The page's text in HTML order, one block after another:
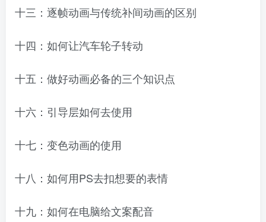
十三：逐帧动画与传统补间动画的区别
十四：如何让汽车轮子转动
十五：做好动画必备的三个知识点
十六：引导层如何去使用
十七：变色动画的使用
十八：如何用PS去扣想要的表情
十九：如何在电脑给文案配音